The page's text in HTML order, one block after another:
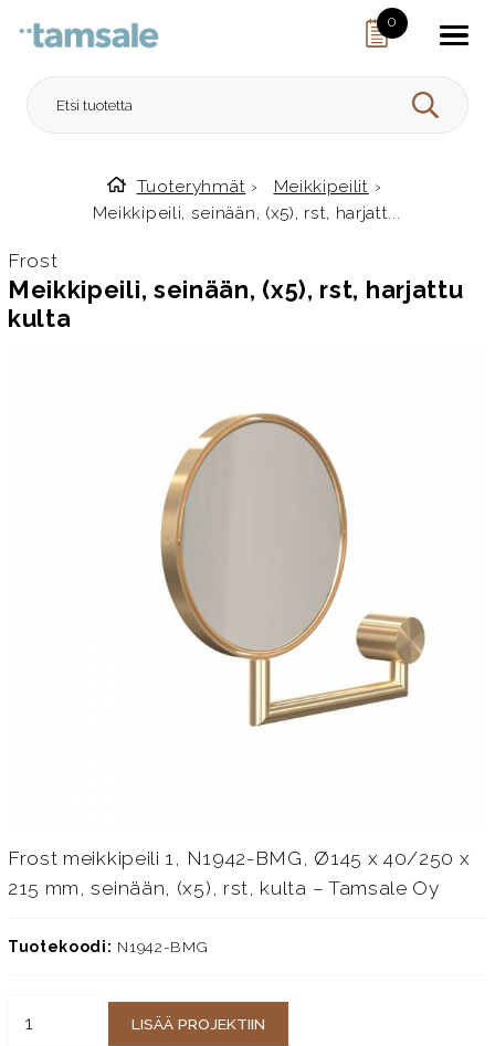
0
HAE
Etusivulle
Tuoteryhmät › Meikkipeilit ›
Meikkipeili, seinään, (x5), rst, harjatt...
Frost
Meikkipeili, seinään, (x5), rst, harjattu
kulta
Frost meikkipeili 1, N1942-BMG, Ø145 x 40/250 x
215 mm, seinään, (x5), rst, kulta – Tamsale Oy
Tuotekoodi: N1942-BMG
LISÄÄ PROJEKTIIN